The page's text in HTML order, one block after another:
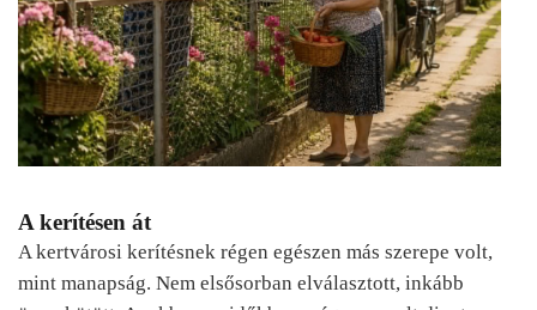
A kerítésen át
A kertvárosi kerítésnek régen egészen más szerepe volt,
mint manapság. Nem elsősorban elválasztott, inkább